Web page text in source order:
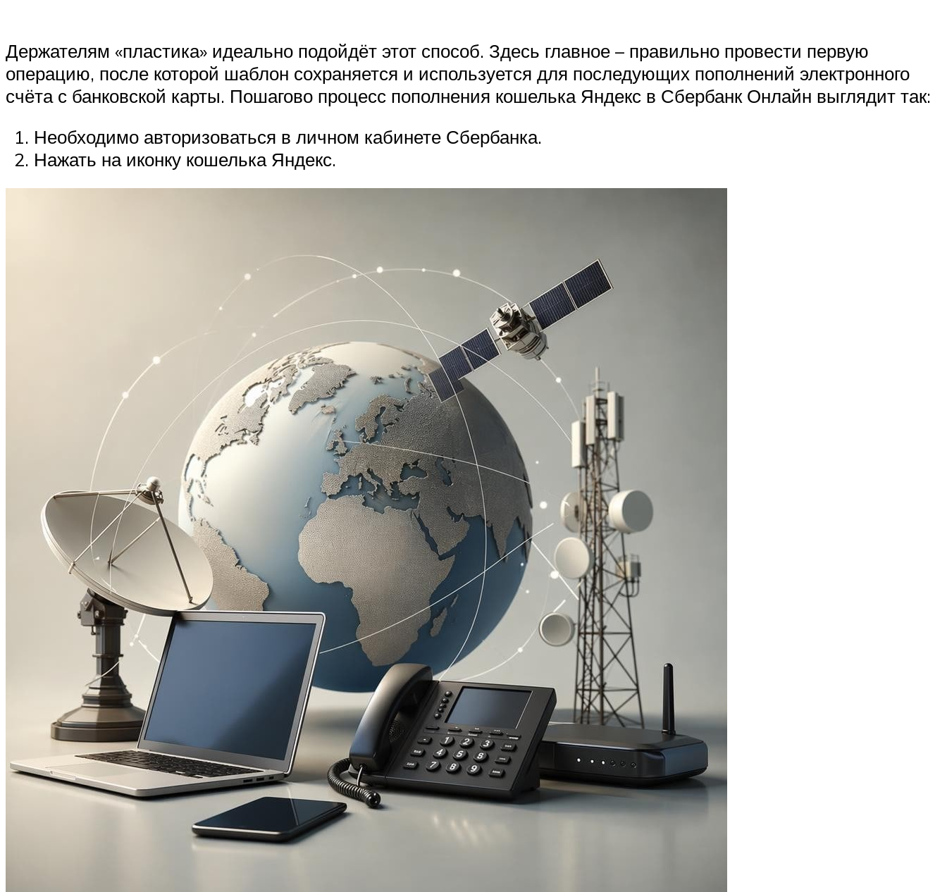
Держателям «пластика» идеально подойдёт этот способ. Здесь главное – правильно провести первую
операцию, после которой шаблон сохраняется и используется для последующих пополнений электронного
счёта с банковской карты. Пошагово процесс пополнения кошелька Яндекс в Сбербанк Онлайн выглядит так:
Необходимо авторизоваться в личном кабинете Сбербанка.
Нажать на иконку кошелька Яндекс.